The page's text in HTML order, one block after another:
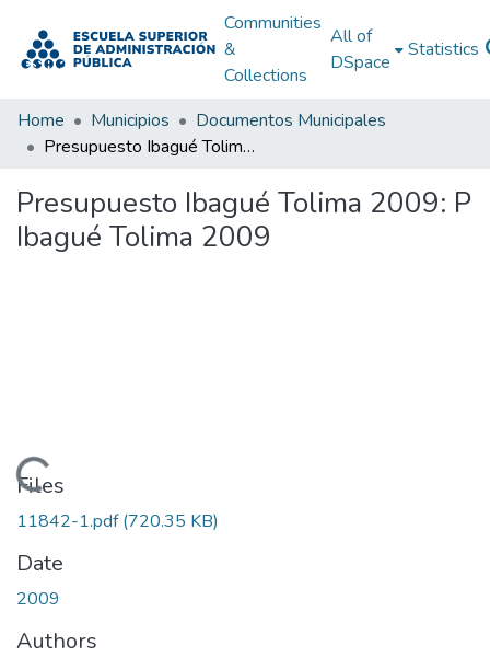
Communities
&
Collections
All of
DSpace
Statistics
Home Municipios
Documentos Municipales
Presupuesto Ibagué Tolima 2009: P Ibagué Tolima 2009
Presupuesto Ibagué Tolima 2009: P
Ibagué Tolima 2009
Loading...
Files
11842-1.pdf(720.35 KB)
Date
2009
Authors